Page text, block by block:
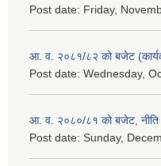
Post date: Friday,
आ. व. २०८१/८२ को बजेट
Post date: Wednesday,
आ. व. २०८०/८१ को बजेट, नीति
Post date: Sunday,